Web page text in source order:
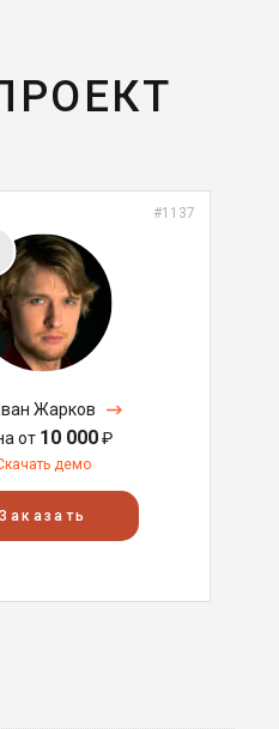
#1137
Жарков
от 10 000₽
демо
Заказать